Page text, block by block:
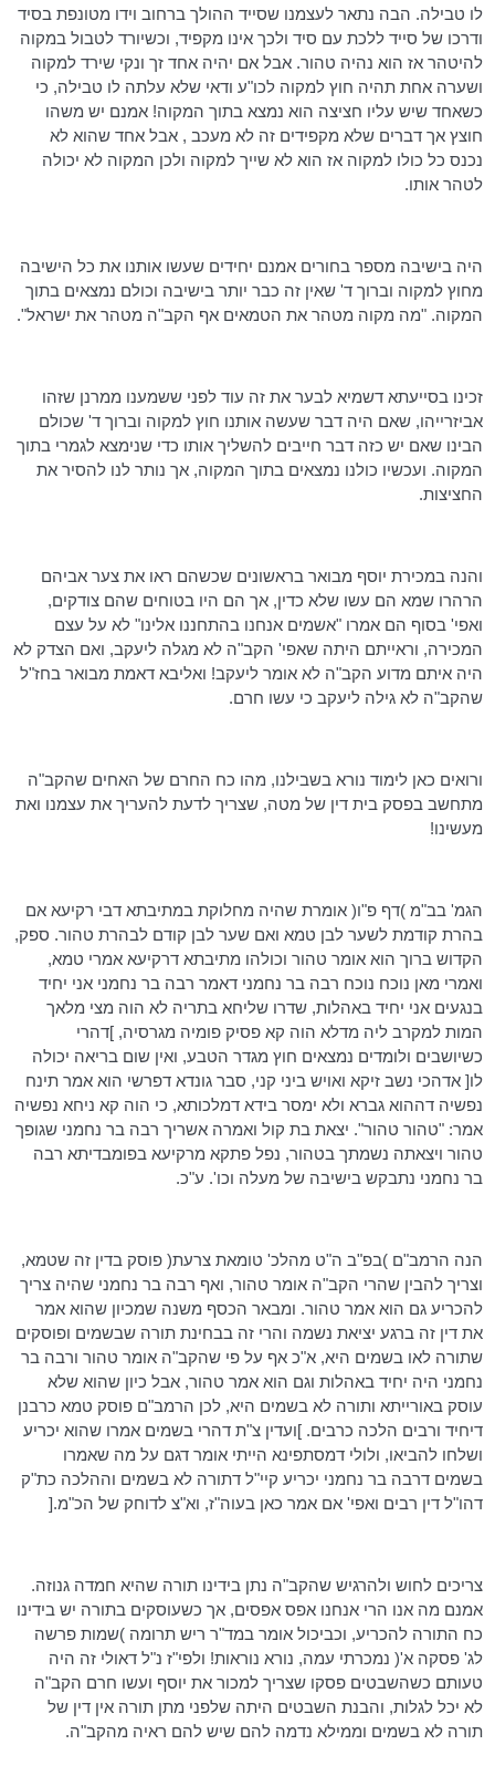
לו טבילה. הבה נתאר לעצמנו שסייד ההולך ברחוב וידו מטונפת בסיד
ודרכו של סייד ללכת עם סיד ולכך אינו מקפיד, וכשיורד לטבול במקוה
להיטהר אז הוא נהיה טהור. אבל אם יהיה אחד זך ונקי שירד למקוה
ושערה אחת תהיה חוץ למקוהלכו"ע ודאי שלא עלתה לו טבילה, כי
כשאחד שיש עליו חציצה הוא נמצא בתוך המקוה! אמנם יש משהו
חוצץ אך דברים שלא מקפידים זה לא מעכב , אבל אחד שהוא לא
נכנס כל כולו למקוה אז הוא לא שייך למקוה ולכן המקוה לא יכולה
לטהר אותו.
היה בישיבה מספר בחורים אמנם יחידים שעשו אותנו את כל הישיבה
מחוץ למקוה וברוך ד' שאין זה כבר יותר בישיבה וכולם נמצאים בתוך
המקוה. "מה מקוה מטהר את הטמאים אף הקב"ה מטהר את ישראל".
זכינו בסייעתא דשמיא לבער את זה עוד לפני ששמענו ממרנן שזהו
אביזרייהו, שאם היה דבר שעשה אותנו חוץ למקוה וברוך ד' שכולם
הבינו שאם יש כזה דבר חייבים להשליך אותו כדי שנימצא לגמרי בתוך
המקוה. ועכשיו כולנו נמצאים בתוך המקוה, אך נותר לנו להסיר את
החציצות.
והנה במכירת יוסף מבואר בראשונים שכשהם ראו את צער אביהם
הרהרו שמא הם עשו שלא כדין, אך הם היו בטוחים שהם צודקים,
ואפי' בסוף הם אמרו "אשמים אנחנו בהתחננו אלינו" לא על עצם
המכירה, וראייתם היתה שאפי' הקב"ה לא מגלה ליעקב, ואם הצדק לא
היה איתם מדוע הקב"ה לא אומר ליעקב! ואליבאדאמת מבואר בחז"ל
שהקב"ה לא גילה ליעקב כי עשו חרם.
ורואים כאן לימוד נורא בשבילנו, מהו כח החרם של האחים שהקב"ה
מתחשב בפסק בית דין של מטה, שצריך לדעת להעריך את עצמנו ואת
מעשינו!
הגמ' בב"מ )דף פ"ו( אומרת שהיה מחלוקת במתיבתא דבי רקיעא אם
בהרת קודמת לשער לבן טמא ואם שער לבן קודם לבהרת טהור. ספק,
הקדוש ברוך הוא אומר טהור וכולהו מתיבתאדרקיעא אמרי טמא,
ואמרי מאן נוכח נוכח רבה בר נחמנידאמר רבה בר נחמני אני יחיד
בנגעים אני יחיד באהלות, שדרושליחא בתריה לא הוה מצי מלאך
המות למקרב ליה מדלא הוה קא פסיקפומיה מגרסיה, ]דהרי
כשיושבים ולומדים נמצאים חוץ מגדר הטבע, ואין שום בריאה יכולה
לו[אדהכי נשבזיקא ואויש ביני קני, סברגונדא דפרשי הוא אמרתינח
נפשיה דההוא גברא ולא ימסר בידא דמלכותא, כי הוה קא ניחא נפשיה
אמר: "טהור טהור". יצאת בת קול ואמרה אשריך רבה בר נחמני שגופך
טהור ויצאתה נשמתך בטהור, נפלפתקא מרקיעא בפומבדיתא רבה
בר נחמני נתבקש בישיבה של מעלה וכו'. ע"כ.
הנה הרמב"ם )בפ"ב ה"ט מהלכ' טומאת צרעת( פוסק בדין זה שטמא,
וצריך להבין שהרי הקב"ה אומר טהור, ואף רבה בר נחמני שהיה צריך
להכריע גם הוא אמר טהור. ומבאר הכסף משנה שמכיון שהוא אמר
את דין זה ברגע יציאת נשמה והרי זה בבחינת תורה שבשמים ופוסקים
שתורה לאו בשמים היא, א"כ אף על פי שהקב"ה אומר טהור ורבה בר
נחמני היה יחיד באהלות וגם הוא אמר טהור, אבל כיון שהוא שלא
עוסק באורייתא ותורה לא בשמים היא, לכן הרמב"ם פוסק טמא כרבנן
דיחיד ורבים הלכה כרבים. ]ועדיןצ"ת דהרי בשמים אמרו שהוא יכריע
ושלחו להביאו, ולולידמסתפינא הייתי אומר דגם על מה שאמרו
בשמיםדרבה בר נחמני יכריע קיי"ל דתורה לא בשמים וההלכה כת"ק
דהו"ל דין רבים ואפי' אם אמר כאן בעוה"ז, וא"צ לדוחק של הכ"מ.[
צריכים לחוש ולהרגיש שהקב"ה נתן בידינו תורה שהיא חמדה גנוזה.
אמנם מה אנו הרי אנחנו אפס אפסים, אך כשעוסקים בתורה יש בידינו
כח התורה להכריע, וכביכול אומר במד"ר ריש תרומה )שמות פרשה
לג' פסקה א'( נמכרתי עמה, נורא נוראות! ולפי"ז נ"ל דאולי זה היה
טעותם כשהשבטים פסקו שצריך למכור את יוסף ועשו חרם הקב"ה
לא יכל לגלות, והבנת השבטים היתה שלפני מתן תורה אין דין של
תורה לא בשמים וממילא נדמה להם שיש להם ראיה מהקב"ה.